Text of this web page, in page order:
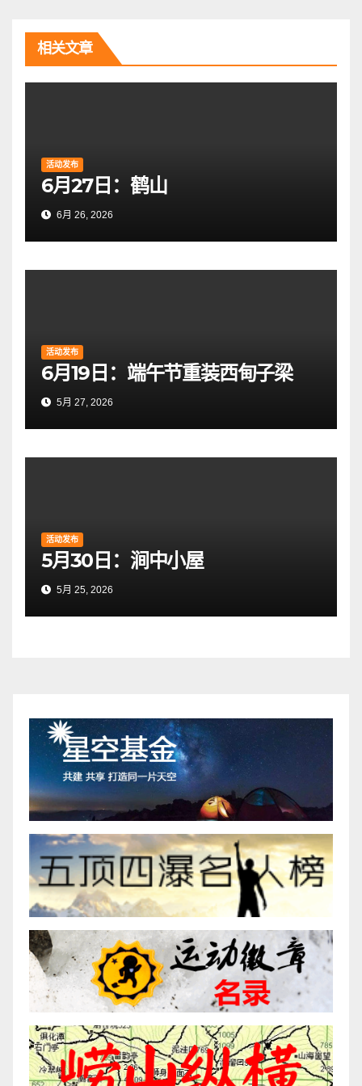
航
相关文章
活动发布
6月27日：鹤山
6月 26, 2026
活动发布
6月19日：端午节重装西甸子梁
5月 27, 2026
活动发布
5月30日：涧中小屋
5月 25, 2026